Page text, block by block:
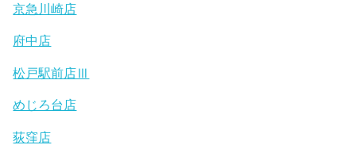
京急川崎店
府中店
松戸駅前店Ⅲ
めじろ台店
荻窪店